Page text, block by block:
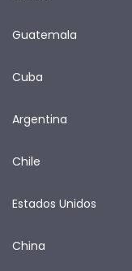
Guatemala
Cuba
Argentina
Chile
Estados Unidos
China